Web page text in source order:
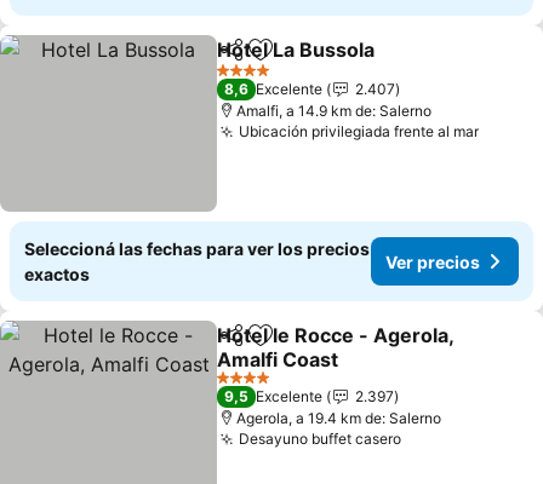
CompartirAñadir a favoritos
Hotel La Bussola
4 Estrellas
8,6 Excelente
2.407
Amalfi, a 14.9 km de: Salerno
Ubicación privilegiada frente al mar
Seleccioná las fechas para ver los precios
exactos
Ver precios
CompartirAñadir a favoritos
Hotel le Rocce - Agerola,
Amalfi Coast
4 Estrellas
9,5 Excelente
2.397
Agerola, a 19.4 km de: Salerno
Desayuno buffet casero